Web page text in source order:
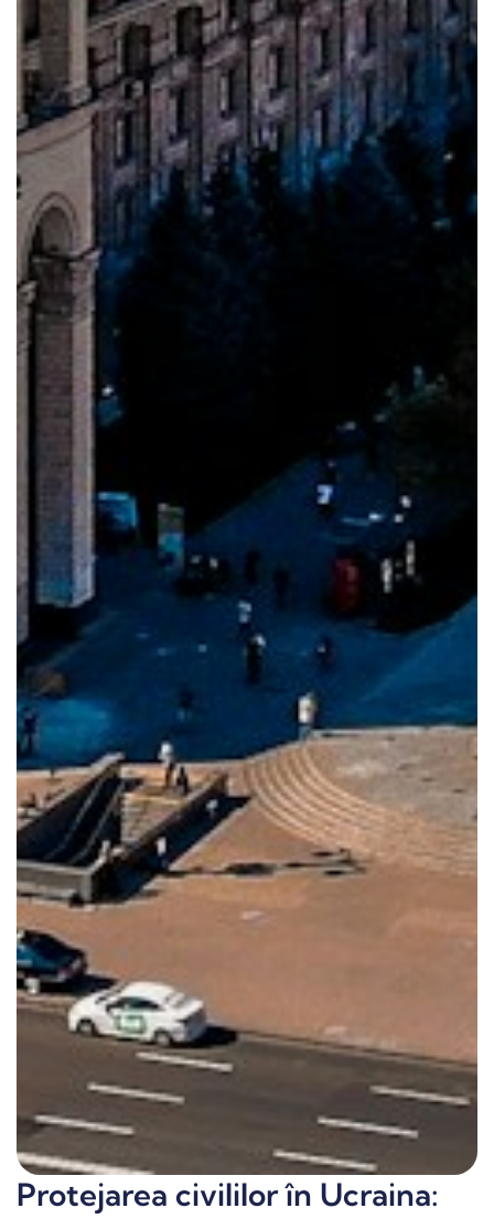
Protejarea civililor în Ucraina: